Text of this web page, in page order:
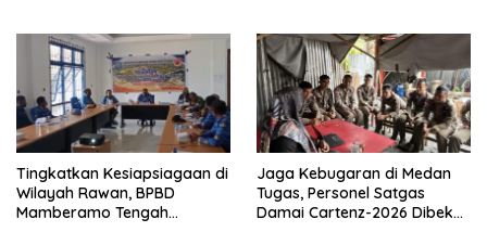
Tingkatkan Kesiapsiagaan di
Wilayah Rawan, BPBD
Mamberamo Tengah
Jaga Kebugaran di Medan
Tugas, Personel Satgas
Damai Cartenz-2026 Dibekali